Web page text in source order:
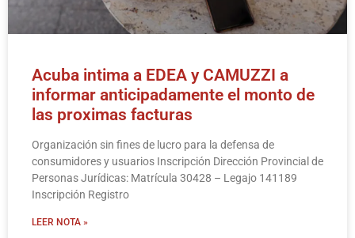
Acuba intima a EDEA y CAMUZZI a
informar anticipadamente el monto de
las proximas facturas
Organización sin fines de lucro para la defensa de
consumidores y usuarios Inscripción Dirección Provincial de
Personas Jurídicas: Matrícula 30428 – Legajo 141189
Inscripción Registro
LEER NOTA »